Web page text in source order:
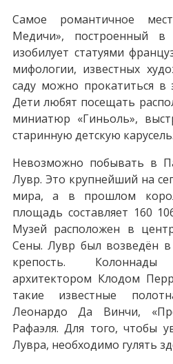
Самое романтичное
Медичи», построенный
изобилует статуями
мифологии, известных
саду можно прокатиться
Дети любят посещать
миниатюр «Гиньоль»,
старинную детскую карусель.
Невозможно побывать в
Лувр. Это крупнейший на
мира, а в прошлом
площадь составляет 160
Музей расположен в
Сены. Лувр был возведён
крепость.
архитектором Клодом
такие известные
Леонардо Да Винчи,
Рафаэля. Для того, чтобы
Лувра, необходимо гулять